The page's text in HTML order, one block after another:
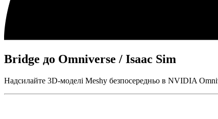
Bridge до Omniverse / Isaac Sim
Надсилайте 3D-моделі Meshy безпосередньо в NVIDIA